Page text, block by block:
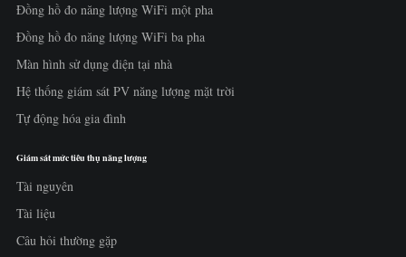
Đồng hồ đo năng lượng WiFi một pha
Đồng hồ đo năng lượng WiFi ba pha
Màn hình sử dụng điện tại nhà
Hệ thống giám sát PV năng lượng mặt trời
Tự động hóa gia đình
Giám sát mức tiêu thụ năng lượng
Tài nguyên
Tài liệu
Câu hỏi thường gặp